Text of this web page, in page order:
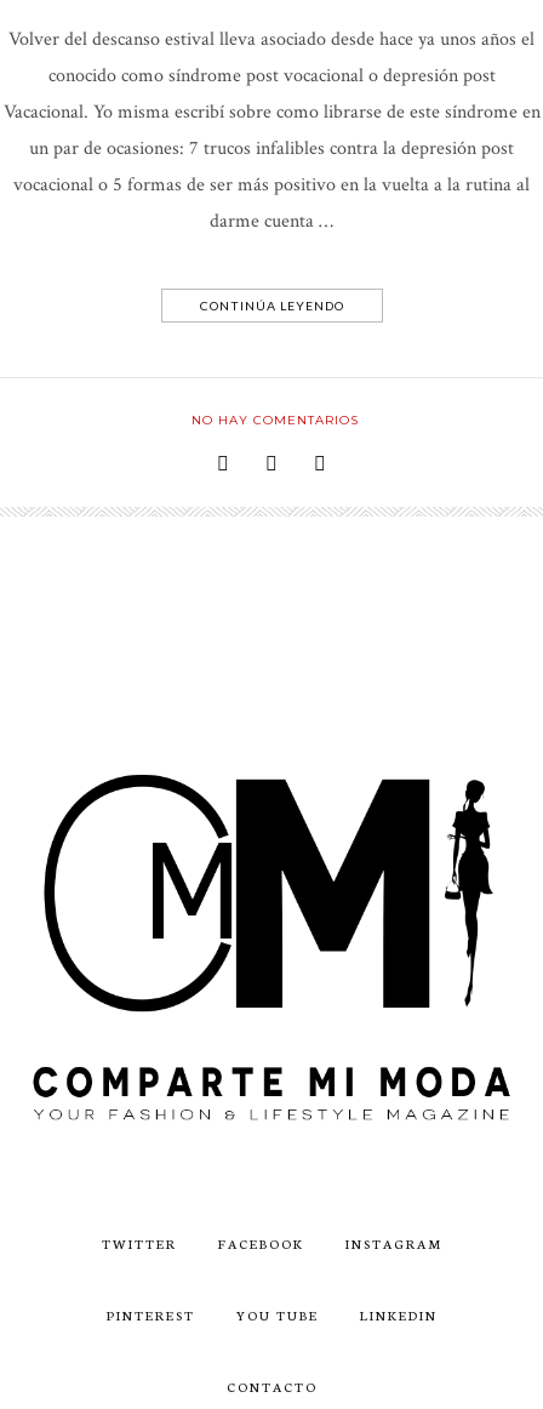
Volver del descanso estival lleva asociado desde hace ya unos años el
conocido como síndrome post vocacional o depresión post
Vacacional. Yo misma escribí sobre como librarse de este síndrome en
un par de ocasiones: 7 trucos infalibles contra la depresión post
vocacional o 5 formas de ser más positivo en la vuelta a la rutina al
darme cuenta …
CONTINÚA LEYENDO
NO HAY COMENTARIOS
TWITTER FACEBOOK INSTAGRAM
PINTEREST YOU TUBE LINKEDIN
CONTACTO